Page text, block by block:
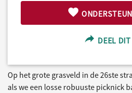
DEEL
Op het grote grasveld in de 26ste
als we een losse robuuste picknick